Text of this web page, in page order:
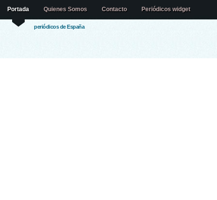
periódicos de España
Portada Quienes Somos Contacto Periódicos widget